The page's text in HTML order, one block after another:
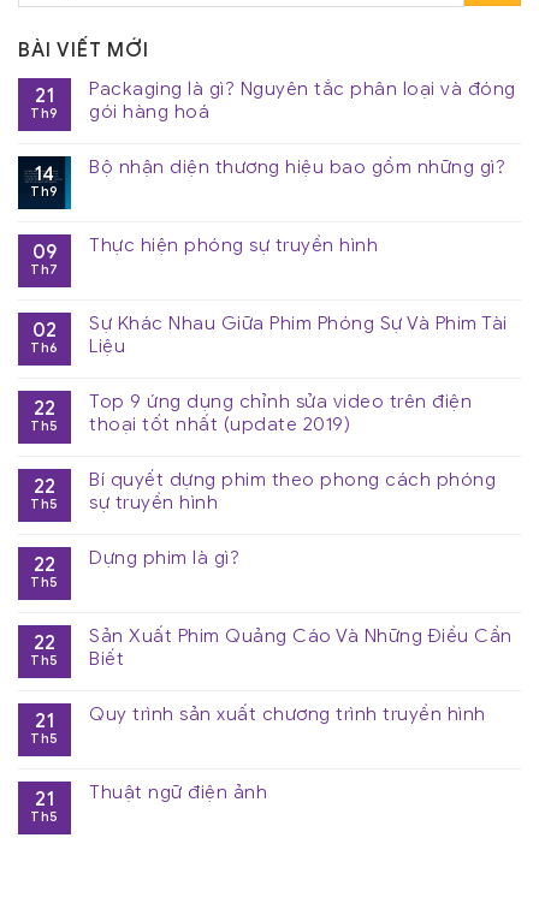
BÀI VIẾT MỚI
21
Th9
Packaging là gì? Nguyên tắc phân loại và đóng
gói hàng hoá
14
Th9
Bộ nhận diện thương hiệu bao gồm những gì?
09
Th7
Thực hiện phóng sự truyền hình
02
Th6
Sự Khác Nhau Giữa Phim Phóng Sự Và Phim Tài
Liệu
22
Th5
Top 9 ứng dụng chỉnh sửa video trên điện
thoại tốt nhất (update 2019)
22
Th5
Bí quyết dựng phim theo phong cách phóng
sự truyền hình
22
Th5
Dựng phim là gì?
22
Th5
Sản Xuất Phim Quảng Cáo Và Những Điều Cần
Biết
21
Th5
Quy trình sản xuất chương trình truyền hình
21
Th5
Thuật ngữ điện ảnh